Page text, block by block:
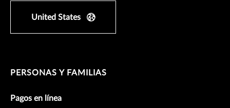
United States
PERSONAS Y FAMILIAS
Pagos en línea